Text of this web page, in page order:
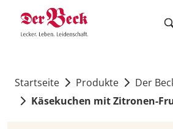
Startseite Produkte
Der
Käsekuchen mit Zitronen-